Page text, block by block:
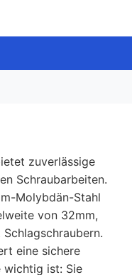
zuverlässige
Schraubarbeiten.
Molybdän-Stahl
von 32mm,
eine sichere
wichtig ist: Sie